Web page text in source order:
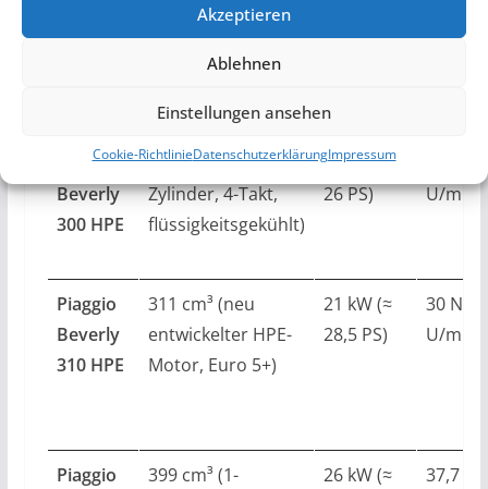
Akzeptieren
Ablehnen
Einstellungen ansehen
Cookie-RichtlinieDatenschutzerklärungImpressum
HUBRAUM
Piaggio
Beverly
300 HPE
278 cm³ (1-
Zylinder, 4-Takt,
flüssigkeitsgekühlt)
19 kW (≈
26 PS)
U/min
Piaggio
Beverly
310 HPE
311 cm³ (neu
entwickelter HPE-
Motor, Euro 5+)
21 kW (≈
28,5 PS)
30 Nm
U/min
Piaggio
399 cm³ (1-
26 kW (≈
37,7